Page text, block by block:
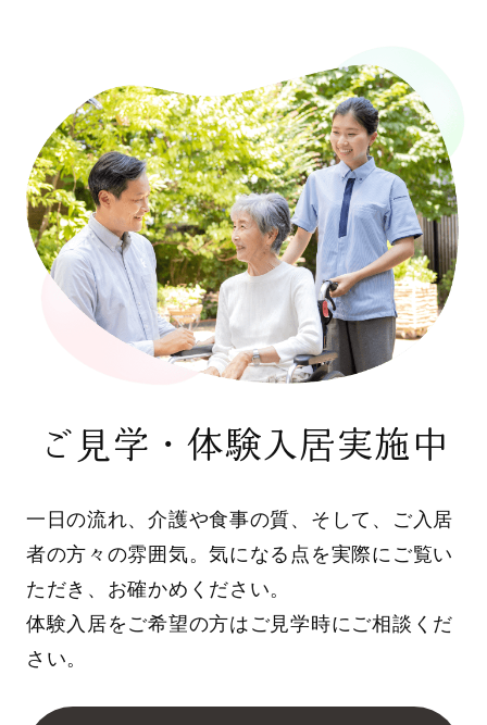
ご見学・体験入居実施中
一日の流れ、介護や食事の質、そして、ご入居
者の方々の雰囲気。気になる点を実際にご覧い
ただき、お確かめください。
体験入居をご希望の方はご見学時にご相談くだ
さい。